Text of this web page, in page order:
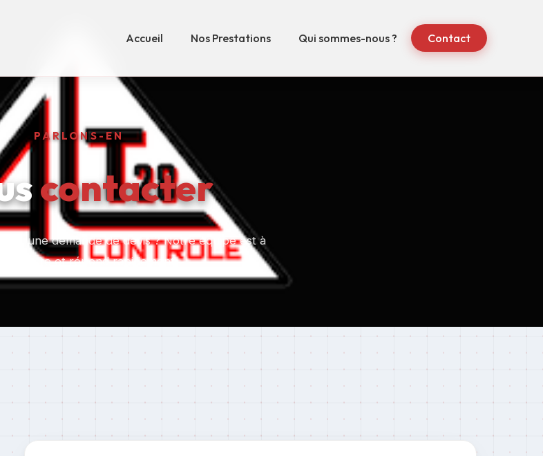
Accueil Nos Prestations Qui sommes-nous ? Contact
PARLONS-EN
contacter
une demande de devis ? Notre équipe est à
écoute et répond rapidement.